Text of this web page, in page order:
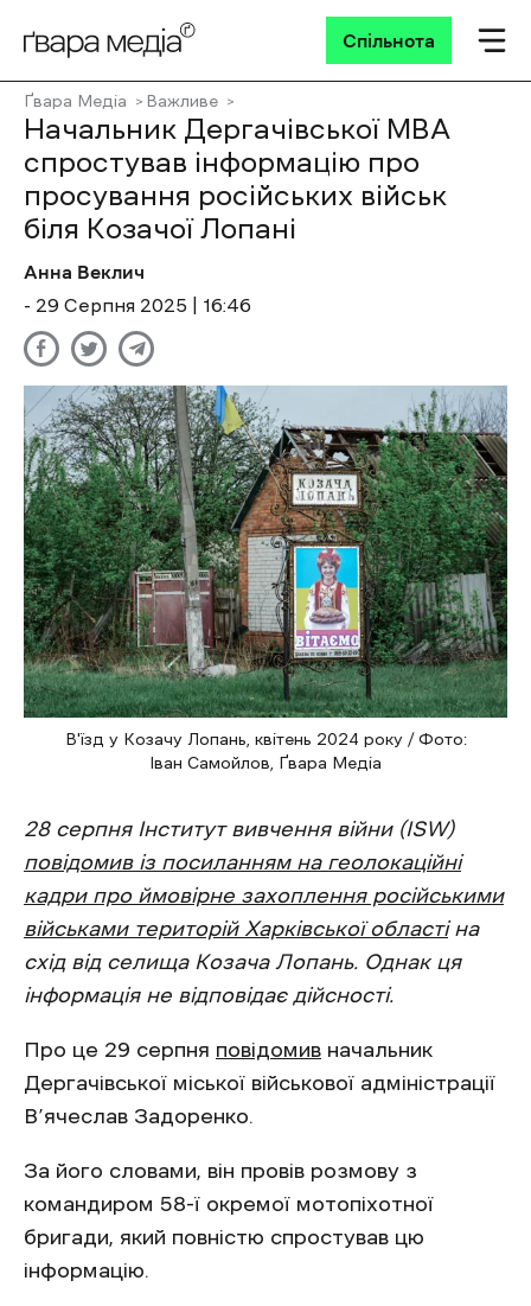
Спільнота
Ґвара Медіа Важливе
Начальник Дергачівської МВА
спростував інформацію про
просування російських військ
біля Козачої Лопані
Анна Веклич
- 29 Cерпня 2025 | 16:46
В'їзд у Козачу Лопань, квітень 2024 року / Фото:
Іван Самойлов, Ґвара Медіа
28 серпня Інститут вивчення війни (ISW)
повідомив із посиланням на геолокаційні
кадри про ймовірне захоплення російськими
військами територій Харківської областіна
схід від селища Козача Лопань. Однак ця
інформація не відповідає дійсності.
Про це 29 серпня повідомив начальник
Дергачівської міської військової адміністрації
В’ячеслав Задоренко.
За його словами, він провів розмову з
командиром 58-ї окремої мотопіхотної
бригади, який повністю спростував цю
інформацію.